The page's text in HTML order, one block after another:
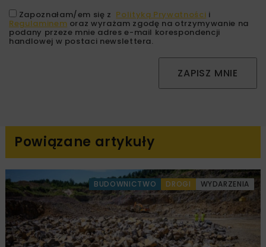
Zapoznałam/em się z Polityką Prywatności i
Regulaminem oraz wyrażam zgodę na otrzymywanie na
podany przeze mnie adres e-mail korespondencji
handlowej w postaci newslettera.
ZAPISZ MNIE
Powiązane artykuły
BUDOWNICTWO DROGI WYDARZENIA